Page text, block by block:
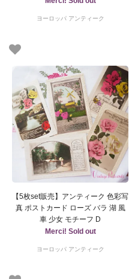
ヨーロッパ アンティーク
【5枚set販売】アンティーク 色彩写
真 ポストカード ローズ バラ 湖 風
車 少女 モチーフ D
Merci! Sold out
ヨーロッパ アンティーク